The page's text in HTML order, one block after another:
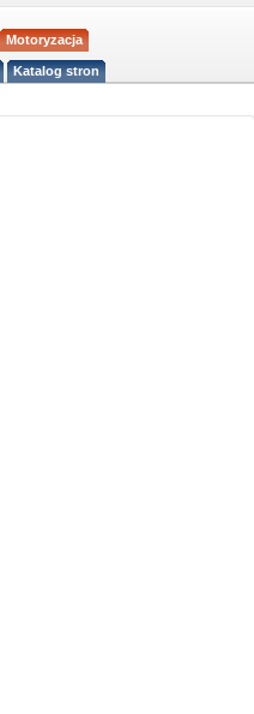
Motoryzacja
Katalog stron